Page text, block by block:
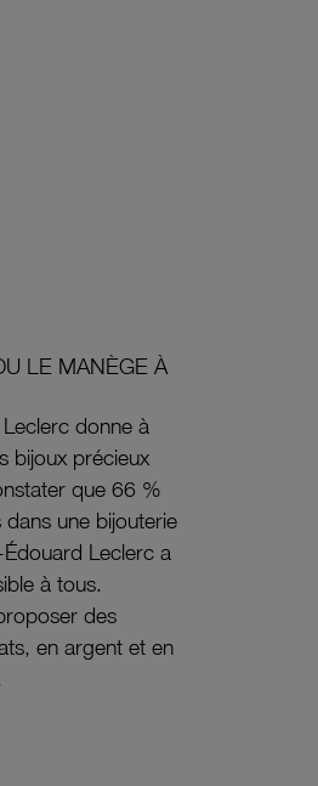
LE MANÈGE À
donne à
bijoux précieux
que 66 %
dans une bijouterie
Leclerc a
à tous.
des
en argent et en